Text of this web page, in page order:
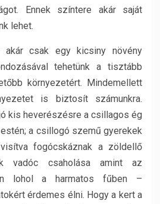
Ennek színtere akár saját
lehet.
csak egy kicsiny növény
tehetünk a tisztább
környezetért. Mindemellett
is biztosít számunkra.
kis heverészésre a csillagos ég
a csillogó szemű gyerekek
visítva fogócskáznak a zöldellő
vadóc csaholása amint az
lohol a harmatos fűben –
érdemes élni. Hogy a kert a